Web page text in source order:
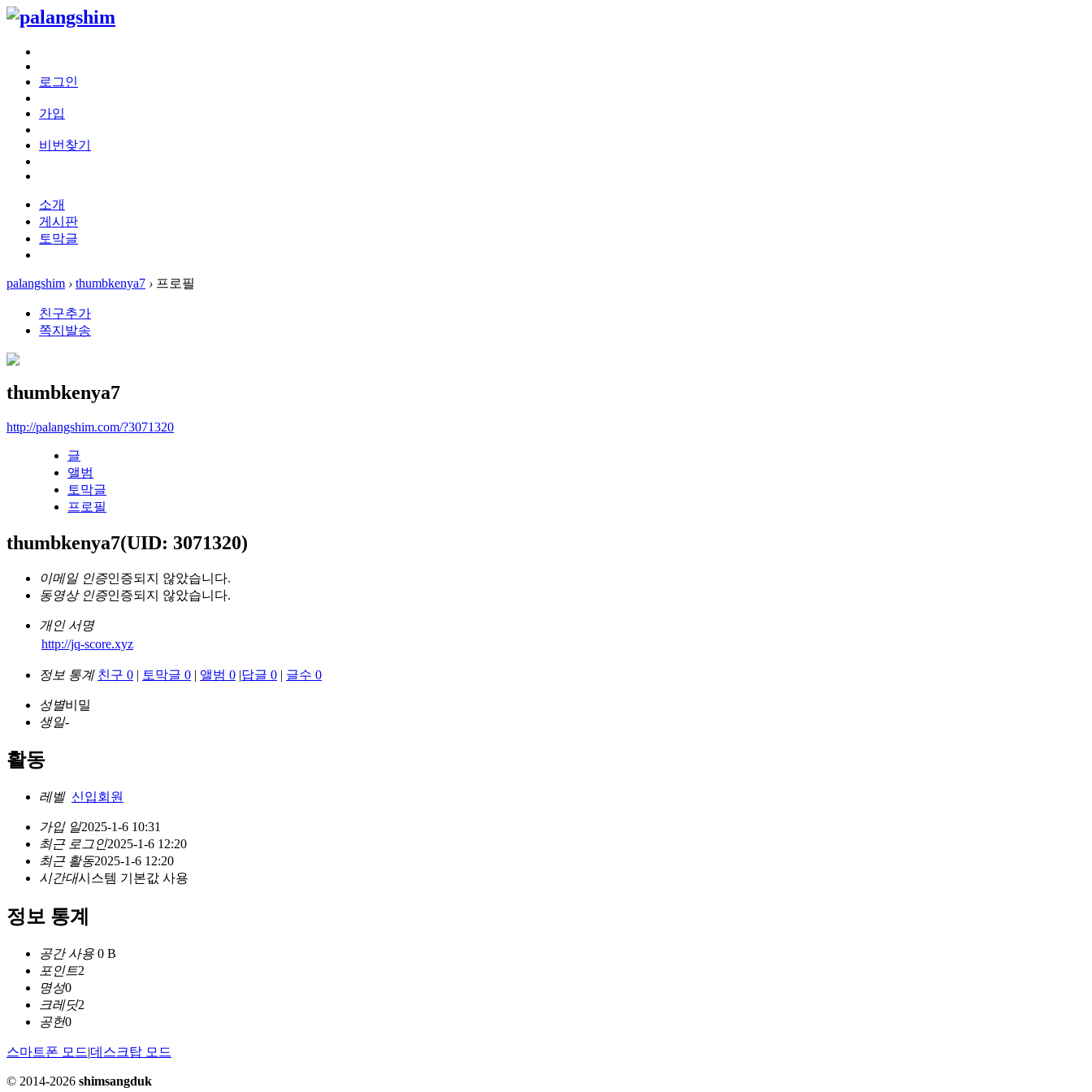
로그인
가입
비번찾기
소개
게시판
토막글
palangshim › thumbkenya7 › 프로필
친구추가
쪽지발송
thumbkenya7
http://palangshim.com/?3071320
글
앨범
토막글
프로필
thumbkenya7(UID: 3071320)
이메일 인증인증되지 않았습니다.
동영상 인증인증되지 않았습니다.
개인 서명
http://jq-score.xyz
정보 통계 친구 0 | 토막글 0 | 앨범 0 |답글 0 | 글수 0
성별비밀
생일-
활동
레벨 신입회원
가입 일2025-1-6 10:31
최근 로그인2025-1-6 12:20
최근 활동2025-1-6 12:20
시간대시스템 기본값 사용
정보 통계
공간 사용 0 B
포인트2
명성0
크레딧2
공헌0
스마트폰 모드|데스크탑 모드
© 2014-2026 shimsangduk